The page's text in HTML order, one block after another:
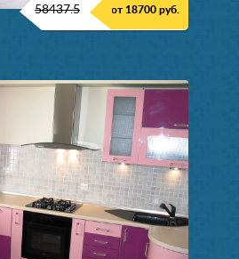
58437.5 от 18700 руб.